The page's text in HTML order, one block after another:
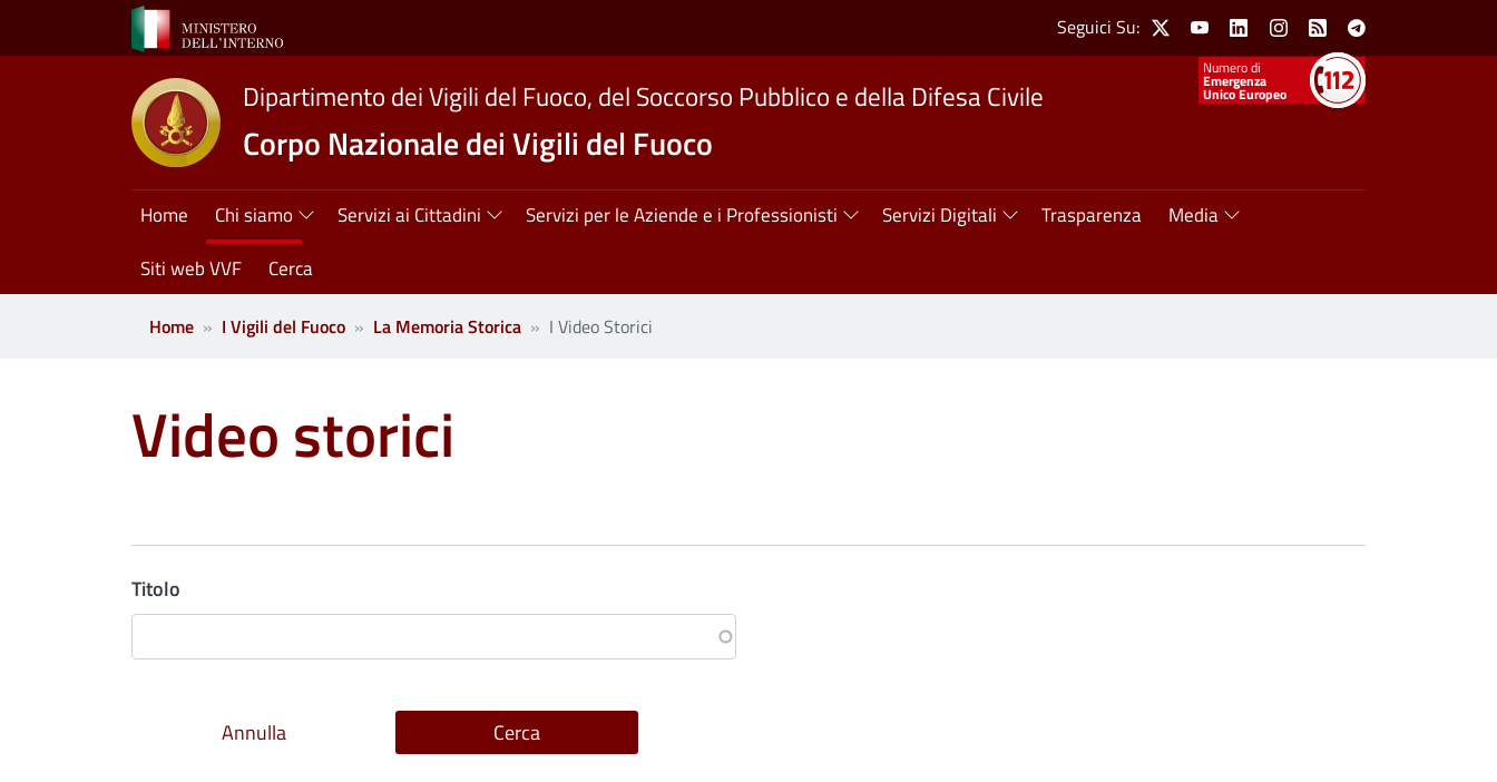
Salta al contenuto principale Social Menu
Seguici Su: X YoutubeLinkedinInstagram
Feed Telegram
Numeri utili
Emergenza
Unico Europeo
Dipartimento dei Vigili del Fuoco, del Soccorso Pubblico e della Difesa Civile
Corpo Nazionale dei Vigili del Fuoco
Navigazione principale
Home Chi siamo Servizi ai Cittadini Servizi per le Aziende e i Professionisti Servizi Digitali Trasparenza
Media
Siti web VVF
Cerca
Home I Vigili del Fuoco La Memoria Storica I Video Storici
Video storici
Titolo